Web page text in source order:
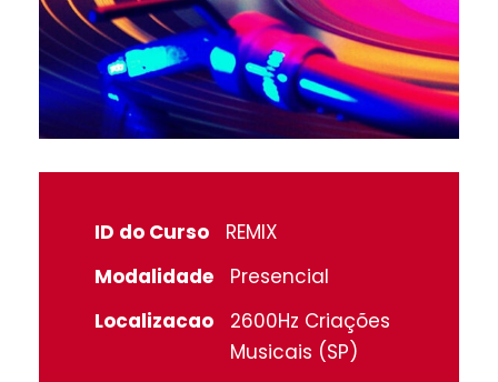
ID do Curso
REMIX
Modalidade
Presencial
Localizacao
2600Hz Criações
Musicais (SP)